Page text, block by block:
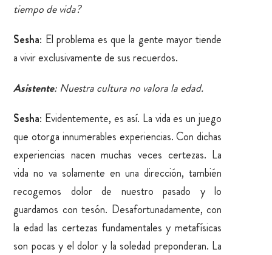
tiempo de vida?
Sesha: El problema es que la gente mayor tiende
a vivir exclusivamente de sus recuerdos.
Asistente: Nuestra cultura no valora la edad.
Sesha: Evidentemente, es así. La vida es un juego
que otorga innumerables experiencias. Con dichas
experiencias nacen muchas veces certezas. La
vida no va solamente en una dirección, también
recogemos dolor de nuestro pasado y lo
guardamos con tesón. Desafortunadamente, con
la edad las certezas fundamentales y metafísicas
son pocas y el dolor y la soledad preponderan. La